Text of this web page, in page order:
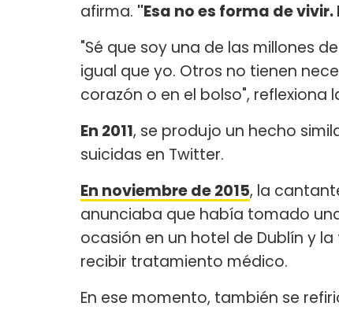
afirma. "Esa no es forma de
"Sé que soy una de las millones
igual que yo. Otros no tienen
corazón o en el bolso", reflexiona
En 2011, se produjo un hecho
suicidas en Twitter.
En noviembre de 2015, la
anunciaba que había tomado
ocasión en un hotel de Dublín y
recibir tratamiento médico.
En ese momento, también se